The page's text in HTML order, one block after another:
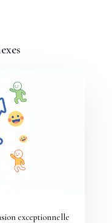
exceptionnelle